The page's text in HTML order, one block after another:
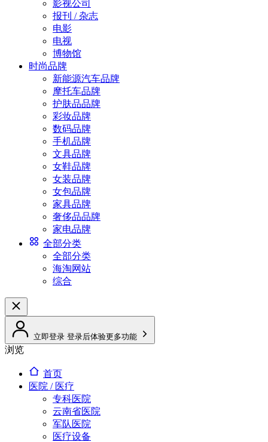
影视公司
报刊 / 杂志
电影
电视
博物馆
时尚品牌
新能源汽车品牌
摩托车品牌
护肤品品牌
彩妆品牌
数码品牌
手机品牌
文具品牌
女鞋品牌
女装品牌
女包品牌
家具品牌
奢侈品品牌
家电品牌
全部分类
全部分类
海淘网站
综合
立即登录 登录后体验更多功能
浏览
首页
医院 / 医疗
专科医院
云南省医院
军队医院
医疗设备